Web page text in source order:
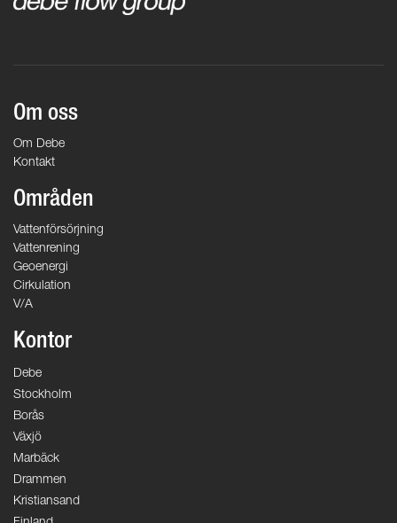
Om oss
Om Debe
Kontakt
Områden
Vattenförsörjning
Vattenrening
Geoenergi
Cirkulation
V/A
Kontor
Debe
Stockholm
Borås
Växjö
Marbäck
Drammen
Kristiansand